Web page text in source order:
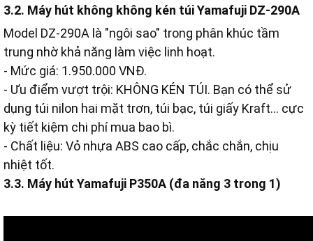
3.2. Máy hút không không kén túi Yamafuji DZ-290A
Model DZ-290A là "ngôi sao" trong phân khúc tầm
trung nhờ khả năng làm việc linh hoạt.
- Mức giá: 1.950.000 VNĐ.
- Ưu điểm vượt trội: KHÔNG KÉN TÚI. Bạn có thể sử
dụng túi nilon hai mặt trơn, túi bạc, túi giấy Kraft... cực
kỳ tiết kiệm chi phí mua bao bì.
- Chất liệu: Vỏ nhựa ABS cao cấp, chắc chắn, chịu
nhiệt tốt.
3.3. Máy hút Yamafuji P350A (đa năng 3 trong 1)